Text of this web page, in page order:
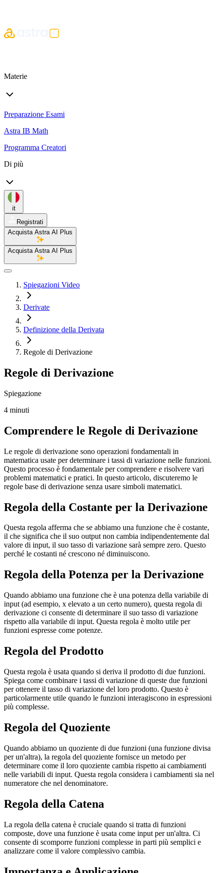
Materie
Preparazione Esami
Astra IB Math
Programma Creatori
Di più
it
Registrati
Acquista Astra AI Plus
Acquista Astra AI Plus
Spiegazioni Video
Derivate
Definizione della Derivata
Regole di Derivazione
Regole di Derivazione
Spiegazione
4 minuti
Comprendere le Regole di Derivazione
Le regole di derivazione sono operazioni fondamentali in
matematica usate per determinare i tassi di variazione nelle funzioni.
Questo processo è fondamentale per comprendere e risolvere vari
problemi matematici e pratici. In questo articolo, discuteremo le
regole base di derivazione senza usare simboli matematici.
Regola della Costante per la Derivazione
Questa regola afferma che se abbiamo una funzione che è costante,
il che significa che il suo output non cambia indipendentemente dal
valore di input, il suo tasso di variazione sarà sempre zero. Questo
perché le costanti né crescono né diminuiscono.
Regola della Potenza per la Derivazione
Quando abbiamo una funzione che è una potenza della variabile di
input (ad esempio, x elevato a un certo numero), questa regola di
derivazione ci consente di determinare il suo tasso di variazione
rispetto alla variabile di input. Questa regola è molto utile per
funzioni espresse come potenze.
Regola del Prodotto
Questa regola è usata quando si deriva il prodotto di due funzioni.
Spiega come combinare i tassi di variazione di queste due funzioni
per ottenere il tasso di variazione del loro prodotto. Questo è
particolarmente utile quando le funzioni interagiscono in espressioni
più complesse.
Regola del Quoziente
Quando abbiamo un quoziente di due funzioni (una funzione divisa
per un'altra), la regola del quoziente fornisce un metodo per
determinare come il loro quoziente cambia rispetto ai cambiamenti
nelle variabili di input. Questa regola considera i cambiamenti sia nel
numeratore che nel denominatore.
Regola della Catena
La regola della catena è cruciale quando si tratta di funzioni
composte, dove una funzione è usata come input per un'altra. Ci
consente di scomporre funzioni complesse in parti più semplici e
analizzare come il valore complessivo cambia.